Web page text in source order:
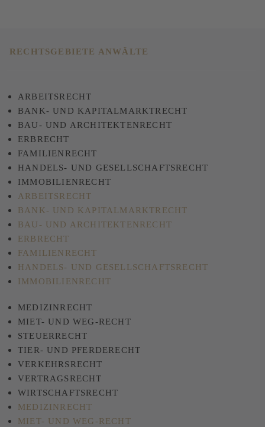
RECHTSGEBIETE ANWÄLTE
ARBEITSRECHT
BANK- UND KAPITALMARKTRECHT
BAU- UND ARCHITEKTENRECHT
ERBRECHT
FAMILIENRECHT
HANDELS- UND GESELLSCHAFTSRECHT
IMMOBILIENRECHT
ARBEITSRECHT
BANK- UND KAPITALMARKTRECHT
BAU- UND ARCHITEKTENRECHT
ERBRECHT
FAMILIENRECHT
HANDELS- UND GESELLSCHAFTSRECHT
IMMOBILIENRECHT
MEDIZINRECHT
MIET- UND WEG-RECHT
STEUERRECHT
TIER- UND PFERDERECHT
VERKEHRSRECHT
VERTRAGSRECHT
WIRTSCHAFTSRECHT
MEDIZINRECHT
MIET- UND WEG-RECHT